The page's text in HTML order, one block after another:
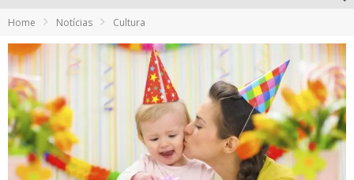
Projeta Cultura abre inscrições gratuitas em São João del-Rei para oficinas de elaboração de projetos culturais e inteligência artificial
Home Notícias Cultura